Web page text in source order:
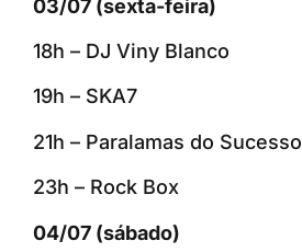
03/07 (sexta-feira)
18h – DJ Viny Blanco
19h – SKA7
21h – Paralamas do Sucesso
23h – Rock Box
04/07 (sábado)